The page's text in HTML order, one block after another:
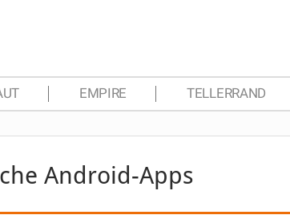
EMPIRE TELLERRAND
Android-Apps